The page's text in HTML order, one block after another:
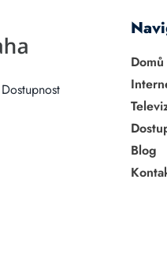
Dostupnost
Domů
Blog